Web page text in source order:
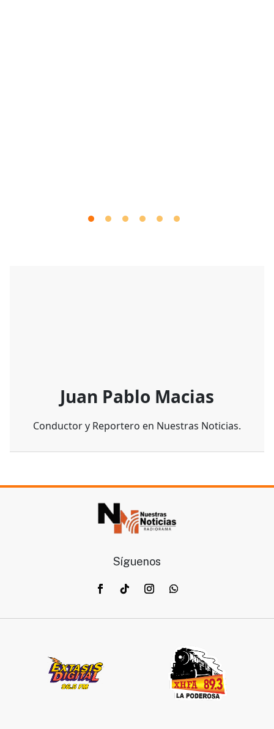
Juan Pablo Macias
Conductor y Reportero en Nuestras Noticias.
Síguenos